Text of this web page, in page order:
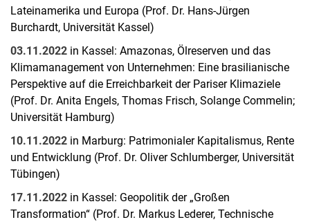
Lateinamerika und Europa (Prof. Dr. Hans-Jürgen
Burchardt, Universität Kassel)
03.11.2022 in Kassel: Amazonas, Ölreserven und das
Klimamanagement von Unternehmen: Eine brasilianische
Perspektive auf die Erreichbarkeit der Pariser Klimaziele
(Prof. Dr. Anita Engels, Thomas Frisch, Solange Commelin;
Universität Hamburg)
10.11.2022 in Marburg: Patrimonialer Kapitalismus, Rente
und Entwicklung (Prof. Dr. Oliver Schlumberger, Universität
Tübingen)
17.11.2022 in Kassel: Geopolitik der „Großen
Transformation“ (Prof. Dr. Markus Lederer, Technische